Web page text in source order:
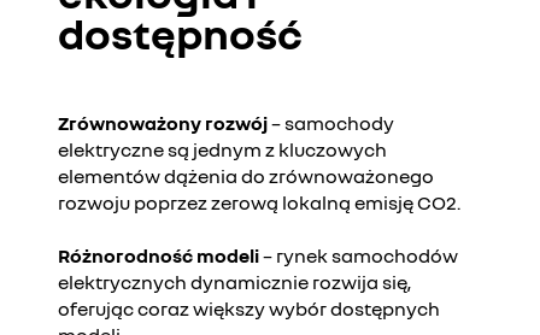
dostępność
Zrównoważony rozwój– samochody
elektryczne są jednym z kluczowych
elementów dążenia do zrównoważonego
rozwoju poprzez zerową lokalną emisję CO2.
Różnorodność modeli– rynek samochodów
elektrycznych dynamicznie rozwija się,
oferując coraz większy wybór dostępnych